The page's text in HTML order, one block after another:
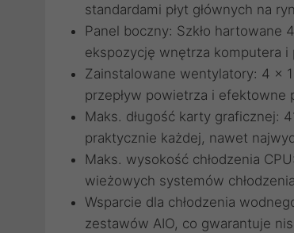
standardami płyt głównych na
Panel boczny: Szkło hartowane
ekspozycję wnętrza komputera i
Zainstalowane wentylatory: 4 x
przepływ powietrza i efektowne
Maks. długość karty graficznej:
praktycznie każdej, nawet
Maks. wysokość chłodzenia
wieżowych systemów
Wsparcie dla chłodzenia
zestawów AIO, co gwarantuje